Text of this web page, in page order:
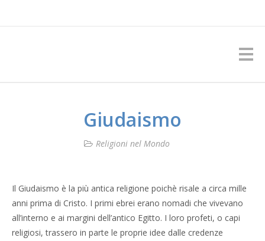
Giudaismo
Religioni nel Mondo
Il Giudaismo è la più antica religione poichè risale a circa mille
anni prima di Cristo. I primi ebrei erano nomadi che vivevano
all’interno e ai margini dell’antico Egitto. I loro profeti, o capi
religiosi, trassero in parte le proprie idee dalle credenze